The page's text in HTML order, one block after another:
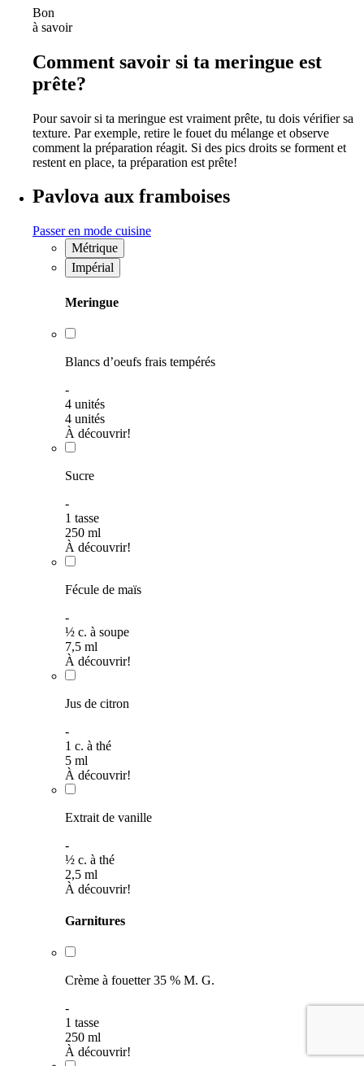
Bon
à savoir
Comment savoir si ta meringue est
prête?
Pour savoir si ta meringue est vraiment prête, tu dois vérifier sa
texture. Par exemple, retire le fouet du mélange et observe
comment la préparation réagit. Si des pics droits se forment et
restent en place, ta préparation est prête!
Pavlova aux framboises
Passer en mode cuisine
Métrique
Impérial
Meringue
Blancs d’oeufs frais tempérés
-
4 unités
4 unités
À découvrir!
Sucre
-
1 tasse
250 ml
À découvrir!
Fécule de maïs
-
½ c. à soupe
7,5 ml
À découvrir!
Jus de citron
-
1 c. à thé
5 ml
À découvrir!
Extrait de vanille
-
½ c. à thé
2,5 ml
À découvrir!
Garnitures
Crème à fouetter 35 % M. G.
-
1 tasse
250 ml
À découvrir!